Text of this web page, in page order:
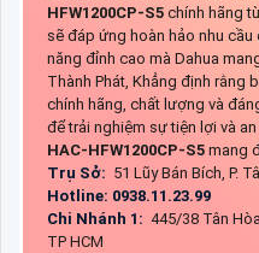
HFW1200CP-S5 chính hãng
sẽ đáp ứng hoàn hảo nhu
năng đỉnh cao mà Dahua
Thành Phát, Khẳng định rằng
chính hãng, chất lượng và
để trải nghiệm sự tiện lợi và
HAC-HFW1200CP-S5 mang
Trụ Sở: 51 Lũy Bán Bích, P.
Hotline: 0938.11.23.99
Chi Nhánh 1: 445/38 Tân
TP HCM